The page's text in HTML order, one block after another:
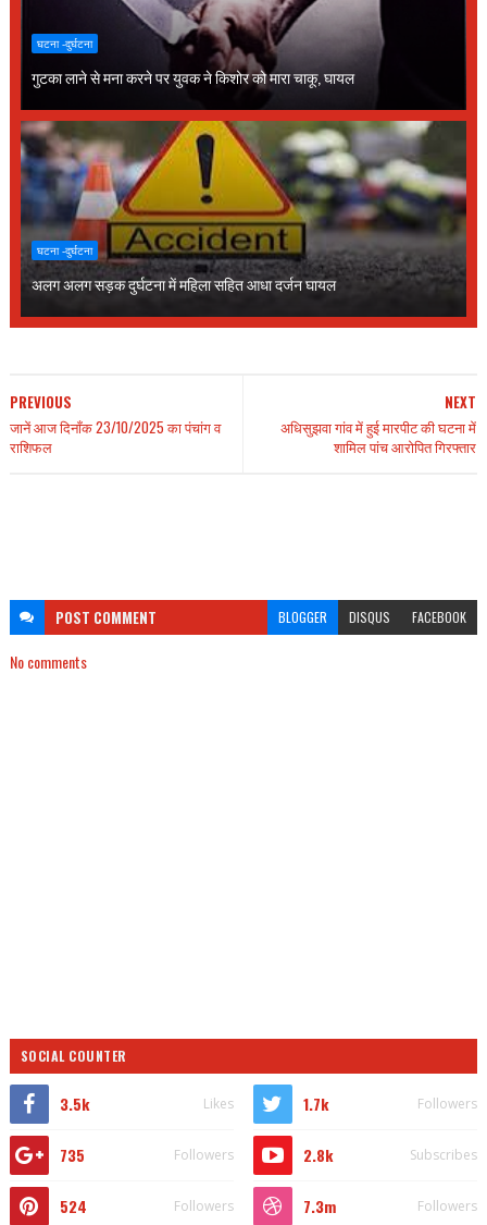
घटना -दुर्घटना
गुटका लाने से मना करने पर युवक ने किशोर को मारा चाकू, घायल
घटना -दुर्घटना
अलग अलग सड़क दुर्घटना में महिला सहित आधा दर्जन घायल
NEXT
अधिसुझवा गांव में हुई मारपीट की घटना में
शामिल पांच आरोपित गिरफ्तार
PREVIOUS
जानें आज दिनाँक 23/10/2025 का पंचांग व
राशिफल
POST COMMENT BLOGGER DISQUS FACEBOOK
No comments
SOCIAL COUNTER
3.5k Likes 1.7k Followers
735 Followers 2.8k Subscribes
524 Followers 7.3m Followers